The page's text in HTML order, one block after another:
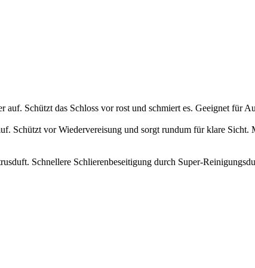
Schützt das Schloss vor rost und schmiert es. Geeignet für
Schützt vor Wiedervereisung und sorgt rundum für klare
Schnellere Schlierenbeseitigung durch Super-